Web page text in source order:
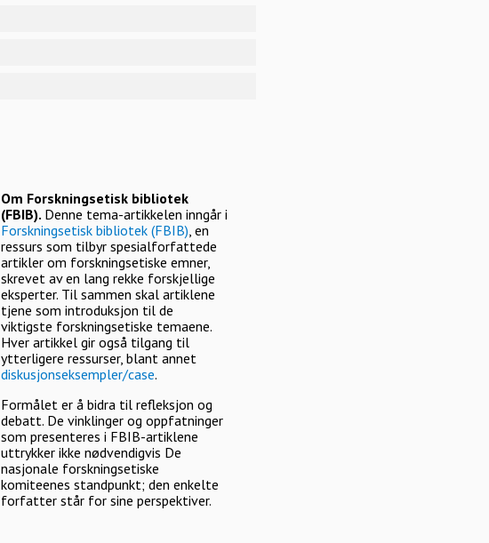
Om Forskningsetisk bibliotek
(FBIB). Denne tema-artikkelen inngår i
Forskningsetisk bibliotek (FBIB), en
ressurs som tilbyr spesialforfattede
artikler om forskningsetiske emner,
skrevet av en lang rekke forskjellige
eksperter. Til sammen skal artiklene
tjene som introduksjon til de
viktigste forskningsetiske temaene.
Hver artikkel gir også tilgang til
ytterligere ressurser, blant annet
diskusjonseksempler/case.
Formålet er å bidra til refleksjon og
debatt. De vinklinger og oppfatninger
som presenteres i FBIB-artiklene
uttrykker ikke nødvendigvis De
nasjonale forskningsetiske
komiteenes standpunkt; den enkelte
forfatter står for sine perspektiver.